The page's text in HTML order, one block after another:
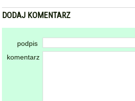
DODAJ KOMENTARZ
podpis
komentarz